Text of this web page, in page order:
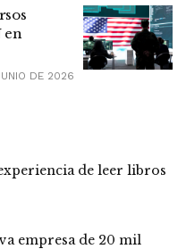
en
DE 2026
de leer libros
empresa de 20 mil